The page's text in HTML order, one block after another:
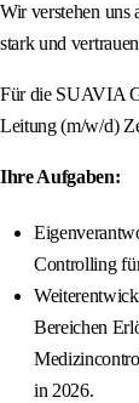
Wir verstehen uns
stark und
Für die SUAVIA
Leitung (m/w/d)
Ihre Aufgaben:
Controlling
Bereichen
in 2026.